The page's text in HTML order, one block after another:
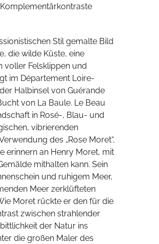
Stil gemalte Bild
die wilde Küste, eine
voller Felsklippen und
im Département Loire-
Halbinsel von Guérande
von La Baule. Le Beau
in Rosé-, Blau- und
vibrierenden
des „Rose Moret“,
erinnern an Henry Moret, mit
mithalten kann. Sein
und ruhigem Meer,
Meer zerklüfteten
Moret rückte er den für die
zwischen strahlender
der Natur ins
die großen Maler des